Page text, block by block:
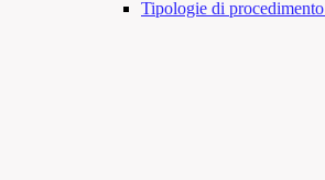
Tipologie di procedimento